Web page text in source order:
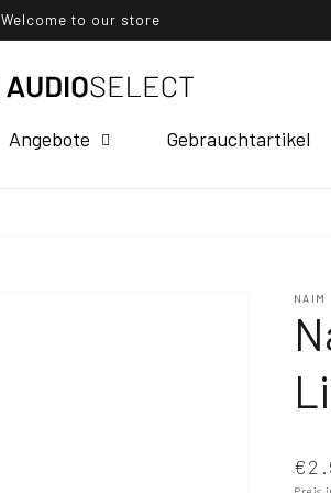
Welcome to our store
Angebote Gebrauchtartikel
NAIM